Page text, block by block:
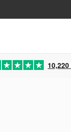
10,220